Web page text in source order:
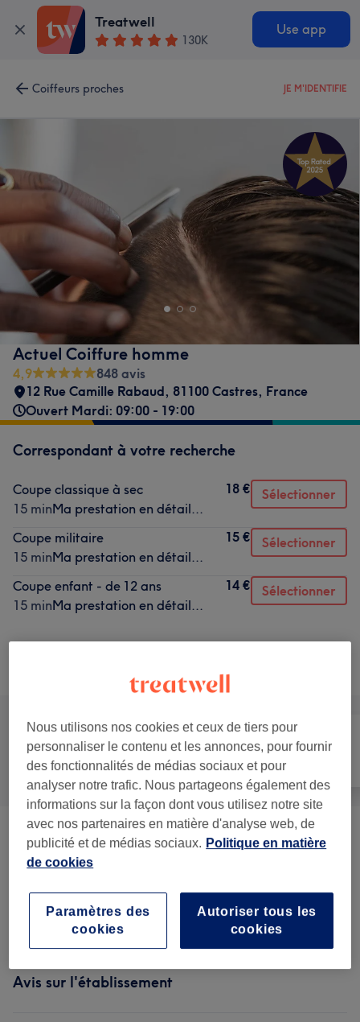
Treatwell
130K
Use app
Coiffeurs proches JE M'IDENTIFIE
Actuel Coiffure homme
4,9
848 avis
12 Rue Camille Rabaud, 81100 Castres, France
Ouvert Mardi: 09:00 - 19:00
Correspondant à votre recherche
Coupe classique à sec
15 minMa prestation en détail...
18 € Sélectionner
Coupe militaire
15 minMa prestation en détail...
15 € Sélectionner
Coupe enfant - de 12 ans
15 minMa prestation en détail...
14 € Sélectionner
Recherchez dans notre liste de prestations
Tout Coiffure
Coupe Homme (10) à partir de 12 €
Barbe (2) 8 €
Avis sur l'établissement
Nous utilisons nos cookies et ceux de tiers pour
personnaliser le contenu et les annonces, pour fournir
des fonctionnalités de médias sociaux et pour
analyser notre trafic. Nous partageons également des
informations sur la façon dont vous utilisez notre site
avec nos partenaires en matière d'analyse web, de
publicité et de médias sociaux. Politique en matière
de cookies
Autoriser tous les
cookies
Paramètres des
cookies